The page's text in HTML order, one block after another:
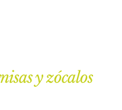
y zócalos